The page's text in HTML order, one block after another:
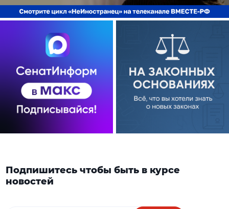
Подпишитесь чтобы быть в курсе
новостей